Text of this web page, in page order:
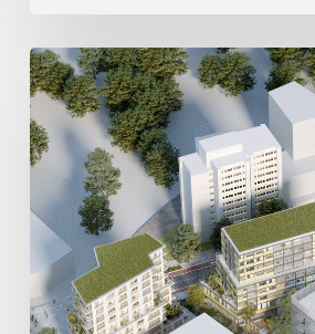
Avec
5
actes
signés
pour
créer
000
m2
de